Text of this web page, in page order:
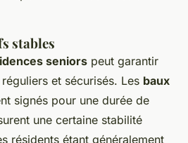
stables
seniors peut garantir
réguliers et sécurisés. Les baux
signés pour une durée de
une certaine stabilité
résidents étant généralement